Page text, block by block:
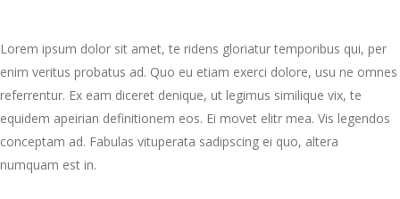
Lorem ipsum dolor sit amet, te ridens gloriatur temporibus qui, per
enim veritus probatus ad. Quo eu etiam exerci dolore, usu ne omnes
referrentur. Ex eam diceret denique, ut legimus similique vix, te
equidem apeirian definitionem eos. Ei movet elitr mea. Vis legendos
conceptam ad. Fabulas vituperata sadipscing ei quo, altera
numquam est in.